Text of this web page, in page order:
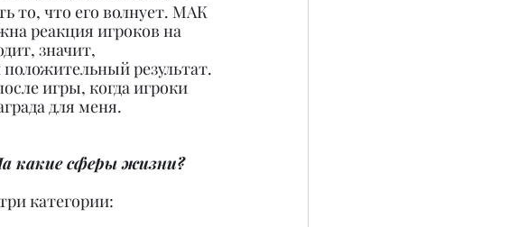
то, что его волнует. МАК
реакция игроков на
значит,
результат.
игры, когда игроки
для меня.
какие сферы жизни?
категории: